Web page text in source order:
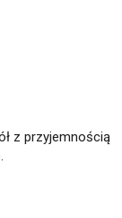
z przyjemnością